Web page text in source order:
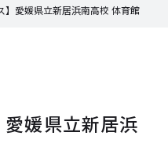
】愛媛県立新居浜南高校 体育館
愛媛県立新居浜